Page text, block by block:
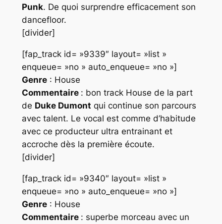
Punk. De quoi surprendre efficacement son
dancefloor.
[divider]
[fap_track id= »9339″ layout= »list »
enqueue= »no » auto_enqueue= »no »]
Genre: House
Commentaire : bon track House de la part
de Duke Dumont qui continue son parcours
avec talent. Le vocal est comme d’habitude
avec ce producteur ultra entrainant et
accroche dès la première écoute.
[divider]
[fap_track id= »9340″ layout= »list »
enqueue= »no » auto_enqueue= »no »]
Genre: House
Commentaire : superbe morceau avec un